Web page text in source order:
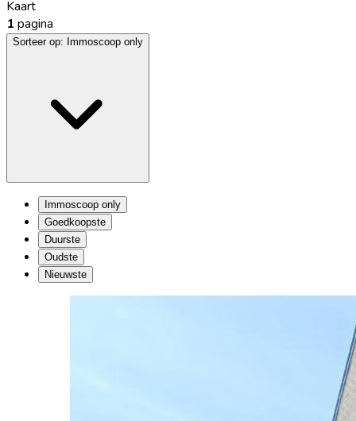
Kaart
1 pagina
Sorteer op: Immoscoop only
Immoscoop only
Goedkoopste
Duurste
Oudste
Nieuwste